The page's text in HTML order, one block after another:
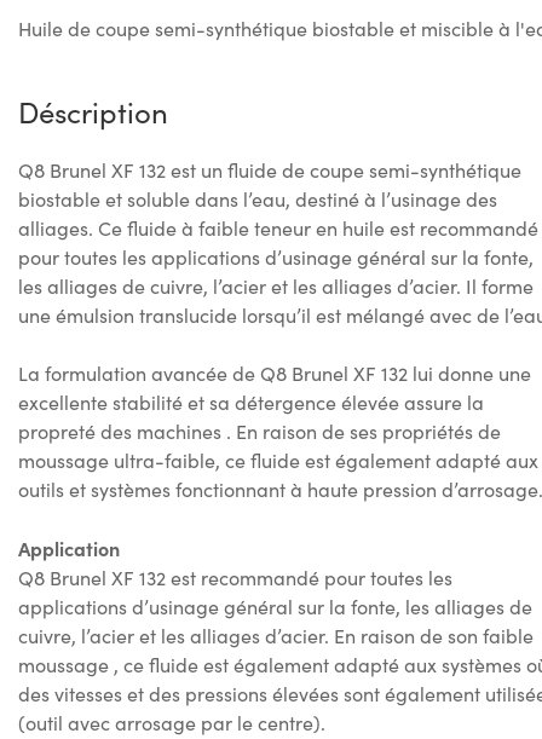
Huile de coupe semi-synthétique biostable et miscible à
Déscription
Q8 Brunel XF 132 est un fluide de coupe semi-synthétique
biostable et soluble dans l’eau, destiné à l’usinage des
alliages. Ce fluide à faible teneur en huile est recommandé
pour toutes les applications d’usinage général sur la fonte,
les alliages de cuivre, l’acier et les alliages d’acier. Il forme
une émulsion translucide lorsqu’il est mélangé avec de
La formulation avancée de Q8 Brunel XF 132 lui donne une
excellente stabilité et sa détergence élevée assure la
propreté des machines . En raison de ses propriétés de
moussage ultra-faible, ce fluide est également adapté aux
outils et systèmes fonctionnant à haute pression d’arrosage.
Application
Q8 Brunel XF 132 est recommandé pour toutes les
applications d’usinage général sur la fonte, les alliages de
cuivre, l’acier et les alliages d’acier. En raison de son faible
moussage , ce fluide est également adapté aux systèmes
des vitesses et des pressions élevées sont également
(outil avec arrosage par le centre).